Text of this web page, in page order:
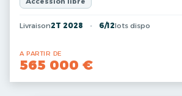
Livraison2T 2028 6/12lots dispo
A PARTIR DE
565 000 €